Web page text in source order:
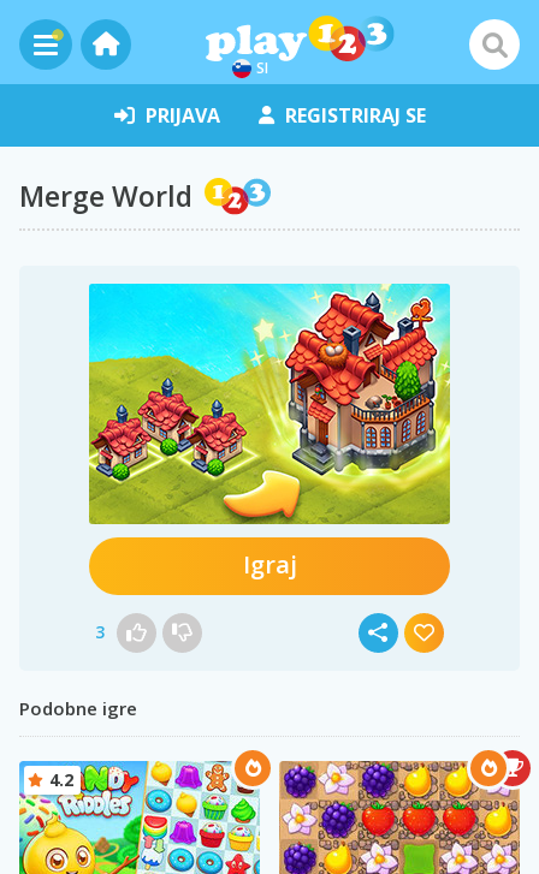
SI
PRIJAVA REGISTRIRAJ SE
Merge World
Igraj
3
Podobne igre
4.2